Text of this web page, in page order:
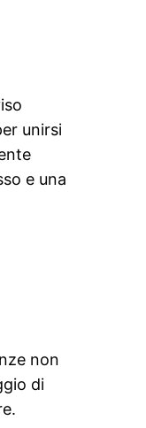
unirsi
e una
non
di